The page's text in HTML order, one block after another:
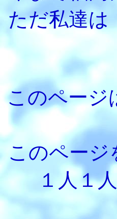
ただ私達
このページ
このペー
１人１